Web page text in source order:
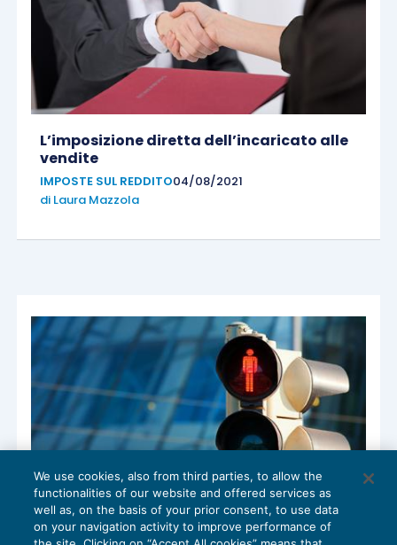
L’imposizione diretta dell’incaricato alle
vendite
IMPOSTE SUL REDDITO04/08/2021
di Laura Mazzola
L’iscrizione al registro imprese del
We use cookies, also from third parties, to allow the
functionalities of our website and offered services as
well as, on the basis of your prior consent, to use data
on your navigation activity to improve performance of